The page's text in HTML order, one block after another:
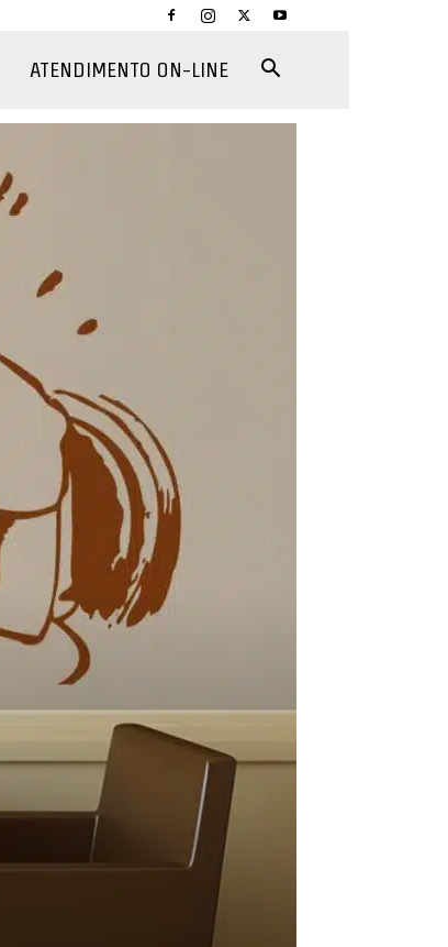
ATENDIMENTO ON-LINE